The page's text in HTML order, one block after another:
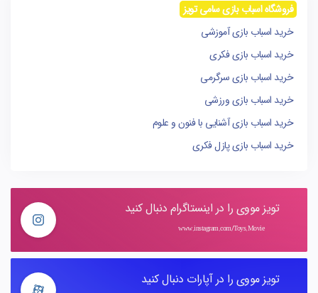
فروشگاه اسباب بازی سامی تویز
خرید اسباب بازی آموزشی
خرید اسباب بازی فکری
خرید اسباب بازی سرگرمی
خرید اسباب بازی ورزشی
خرید اسباب بازی آشنایی با فنون و علوم
خرید اسباب بازی پازل فکری
تویز مووی را در اینستاگرام دنبال کنید
www.instagram.com/Toys.Movie
تویز مووی را در آپارات دنبال کنید